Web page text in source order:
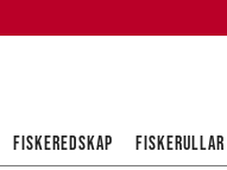
FISKEREDSKAP FISKERULLAR